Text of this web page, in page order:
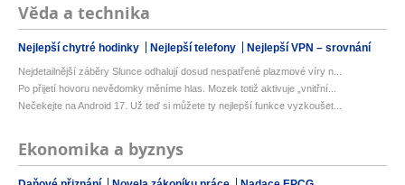
Věda a technika
Nejlepší chytré hodinky Nejlepší telefony Nejlepší VPN – srovnání
Nejdetailnější záběry Slunce odhalují dosud nespatřené plazmové víry n...
Po přijetí hovoru nevědomky měníme hlas. Mozek totiž aktivuje „vnitřní...
Nečekejte na Android 17. Už teď si můžete ty nejlepší funkce vyzkoušet...
Ekonomika a byznys